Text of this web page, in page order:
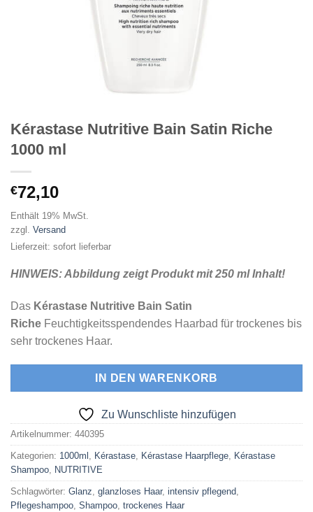
Kérastase Nutritive Bain Satin Riche
1000 ml
€72,10
Enthält 19% MwSt.
zzgl. Versand
Lieferzeit: sofort lieferbar
HINWEIS: Abbildung zeigt Produkt mit 250 ml Inhalt!
Das Kérastase Nutritive Bain Satin
Riche Feuchtigkeitsspendendes Haarbad für trockenes bis
sehr trockenes Haar.
IN DEN WARENKORB
Zu Wunschliste hinzufügen
Artikelnummer: 440395
Kategorien: 1000ml , Kérastase, Kérastase Haarpflege, Kérastase
Shampoo, NUTRITIVE
Schlagwörter: Glanz, glanzloses Haar, intensiv pflegend,
Pflegeshampoo, Shampoo, trockenes Haar